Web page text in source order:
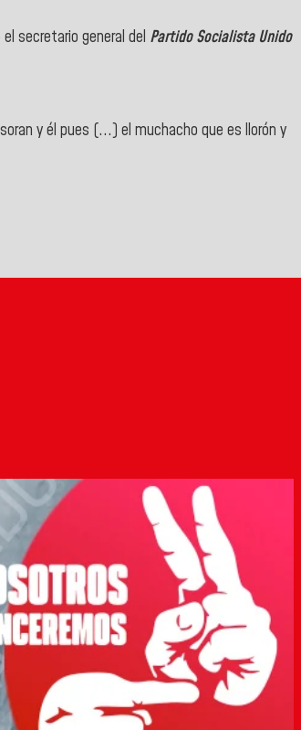
secretario general del Partido Socialista Unido
y él pues (...) el muchacho que es llorón y